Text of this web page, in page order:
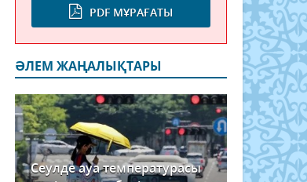
PDF МҰРАҒАТЫ
ӘЛЕМ ЖАҢАЛЫҚТАРЫ
Сеулде ауа температурасы